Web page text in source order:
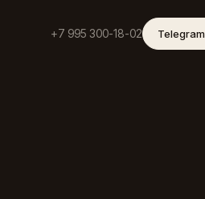
+7 995 300-18-02 Telegram